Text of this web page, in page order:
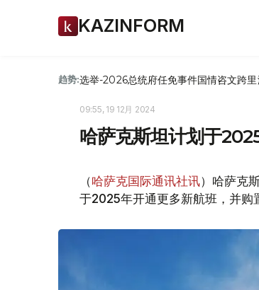
KAZINFORM
趋势:选举-2026总统府任免事件国情咨文跨
09:55, 19 12月 2024
哈萨克斯坦计划于
（哈萨克国际通讯社讯）哈萨克
于2025年开通更多新航班，并购